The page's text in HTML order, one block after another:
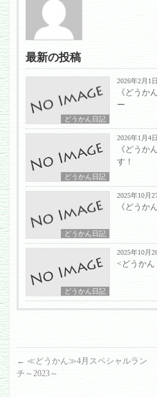
最新の投稿
どうかん日記
2026年2月1日
《どうか
ー
どうかん日記
2026年1月4日
《どうか
す！
どうかん日記
2025年10月
《どうか
どうかん日記
2025年10月
<どうか
← ≪どうかん≫4月スペシャルラン
チ～2023～